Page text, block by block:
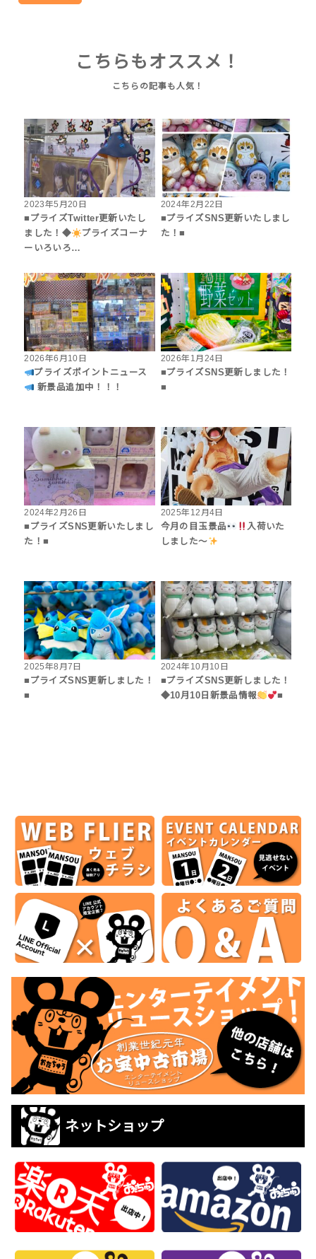
こちらもオススメ！
2023年5月20日
■プライズTwitter更新いたし
ました！◆
プライズコーナ
ーいろいろ…
2024年2月22日
■プライズSNS更新いたしまし
た！■
2026年6月10日
プライズポイントニュース
新景品追加中！！！
2026年1月24日
■プライズSNS更新しました！
■
2024年2月26日
■プライズSNS更新いたしまし
た！■
2025年12月4日
今月の目玉景品
入荷いた
しました〜
2025年8月7日
■プライズSNS更新しました！
■
2024年10月10日
■プライズSNS更新しました！
◆10月10日新景品情報
■
ネットショップ